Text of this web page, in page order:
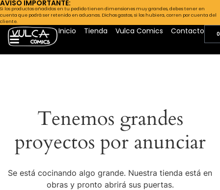
AVISO IMPORTANTE:
Si los productos añadidos en tu pedido tienen dimensiones muy grandes, debes tener en
cuenta que podrá ser retenido en aduanas. Dichos gastos, si los hubiera, corren por cuenta del
cliente.
Inicio Tienda Vulca Comics Contacto
Tenemos grandes
proyectos por anunciar
Se está cocinando algo grande. Nuestra tienda está en
obras y pronto abrirá sus puertas.